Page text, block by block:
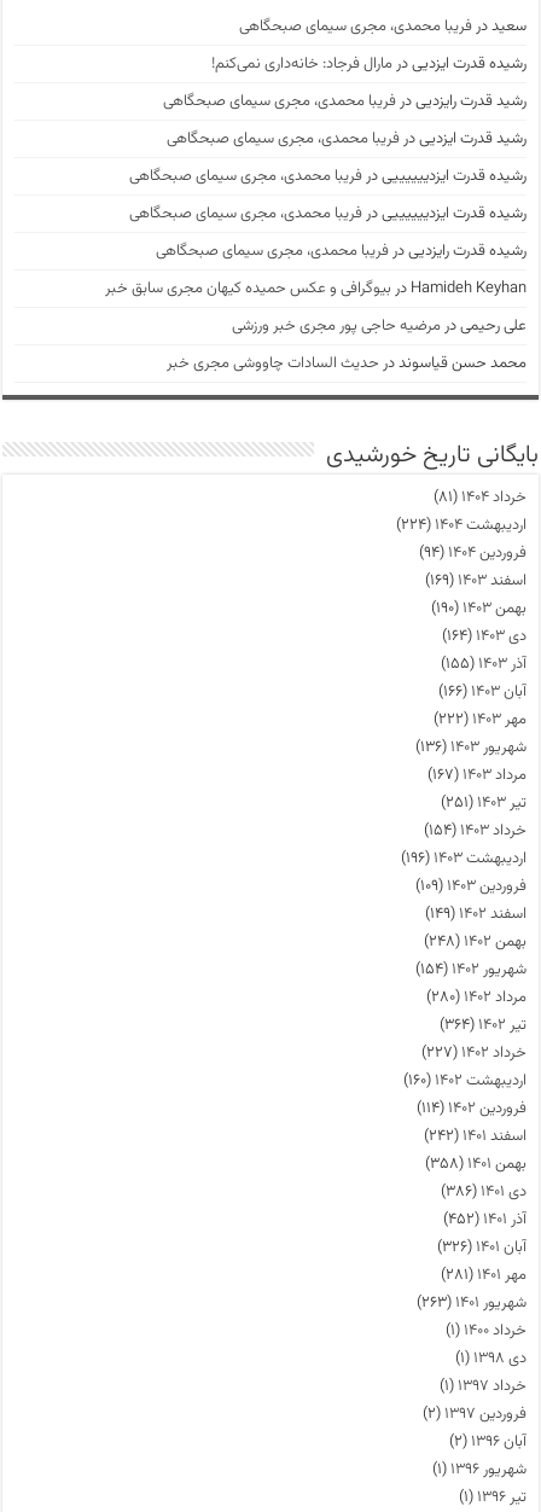
سعیددرفریبا محمدی، مجری سیمای صبحگاهی
رشیده قدرت ایزدییدرمارال فرجاد: خانه‌داری نمی‌کنم!
رشید قدرت رایزدییدرفریبا محمدی، مجری سیمای صبحگاهی
رشید قدرت ایزدییدرفریبا محمدی، مجری سیمای صبحگاهی
رشیده قدرت ایزدیییییییدرفریبا محمدی، مجری سیمای صبحگاهی
رشیده قدرت ایزدیییییییدرفریبا محمدی، مجری سیمای صبحگاهی
رشیده قدرت رایزدییدرفریبا محمدی، مجری سیمای صبحگاهی
Hamideh Keyhan در بیوگرافی و عکس حمیده کیهان مجری سابق خبر
علی رحیمیدرمرضیه حاجی پور مجری خبر ورزشی
محمد حسن قیاسونددر حدیث السادات چاووشی مجری خبر
بایگانی تاریخ خورشیدی
خرداد ۱۴۰۴
(۸۱)
اردیبهشت ۱۴۰۴
(۲۲۴)
فروردین ۱۴۰۴
(۹۴)
اسفند ۱۴۰۳
(۱۶۹)
بهمن ۱۴۰۳
(۱۹۰)
دی ۱۴۰۳
(۱۶۴)
آذر ۱۴۰۳
(۱۵۵)
آبان ۱۴۰۳
(۱۶۶)
مهر ۱۴۰۳
(۲۲۲)
شهریور ۱۴۰۳
(۱۳۶)
مرداد ۱۴۰۳
(۱۶۷)
تیر ۱۴۰۳
(۲۵۱)
خرداد ۱۴۰۳
(۱۵۴)
اردیبهشت ۱۴۰۳
(۱۹۶)
فروردین ۱۴۰۳
(۱۰۹)
اسفند ۱۴۰۲
(۱۴۹)
بهمن ۱۴۰۲
(۲۴۸)
شهریور ۱۴۰۲
(۱۵۴)
مرداد ۱۴۰۲
(۲۸۰)
تیر ۱۴۰۲
(۳۶۴)
خرداد ۱۴۰۲
(۲۲۷)
اردیبهشت ۱۴۰۲
(۱۶۰)
فروردین ۱۴۰۲
(۱۱۴)
اسفند ۱۴۰۱
(۲۴۲)
بهمن ۱۴۰۱
(۳۵۸)
دی ۱۴۰۱
(۳۸۶)
آذر ۱۴۰۱
(۴۵۲)
آبان ۱۴۰۱
(۳۲۶)
مهر ۱۴۰۱
(۲۸۱)
شهریور ۱۴۰۱
(۲۶۳)
خرداد ۱۴۰۰
(۱)
دی ۱۳۹۸
(۱)
خرداد ۱۳۹۷
(۱)
فروردین ۱۳۹۷
(۲)
آبان ۱۳۹۶
(۲)
شهریور ۱۳۹۶
(۱)
تیر ۱۳۹۶
(۱)